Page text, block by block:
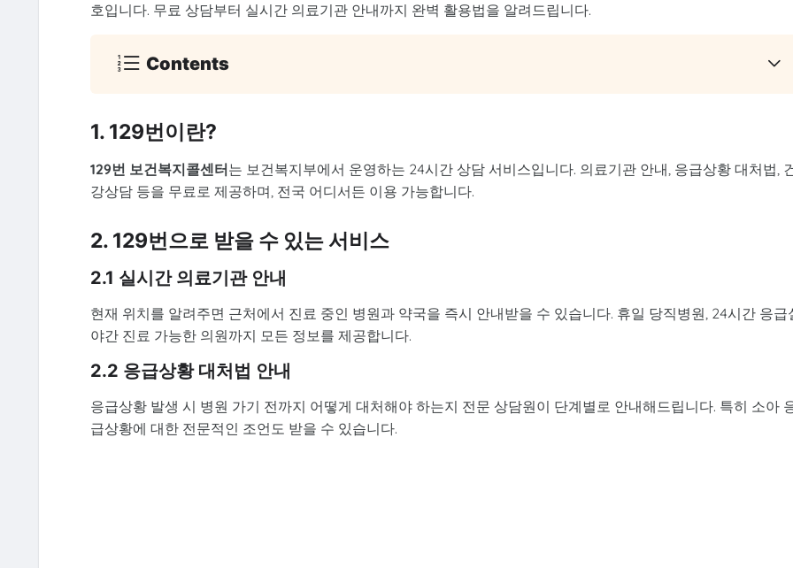
호입니다. 무료 상담부터 실시간 의료기관 안내까지 완벽 활용법을 알려드립니다.
Contents
1. 129번이란?
129번 보건복지콜센터는 보건복지부에서 운영하는 24시간 상담 서비스입니다. 의료기관 안내, 응급상황 대처법,
강상담 등을 무료로 제공하며, 전국 어디서든 이용 가능합니다.
2. 129번으로 받을 수 있는 서비스
2.1 실시간 의료기관 안내
현재 위치를 알려주면 근처에서 진료 중인 병원과 약국을 즉시 안내받을 수 있습니다. 휴일 당직병원, 24시간 응급
야간 진료 가능한 의원까지 모든 정보를 제공합니다.
2.2 응급상황 대처법 안내
응급상황 발생 시 병원 가기 전까지 어떻게 대처해야 하는지 전문 상담원이 단계별로 안내해드립니다. 특히 소아
급상황에 대한 전문적인 조언도 받을 수 있습니다.